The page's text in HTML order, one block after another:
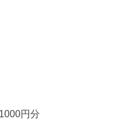
円分